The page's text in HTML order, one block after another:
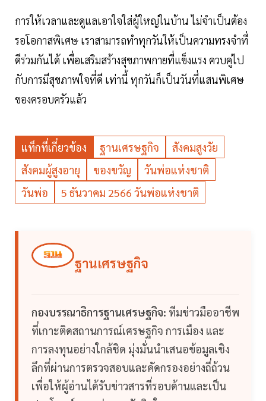
การให้เวลาและดูแลเอาใจใส่ผู้ใหญ่ในบ้าน ไม่จำเป็นต้อง
รอโอกาสพิเศษ เราสามารถทำทุกวันให้เป็นความทรงจำที่
ดีร่วมกันได้ เพื่อเสริมสร้างสุขภาพกายที่แข็งแรง ควบคู่ไป
กับการมีสุขภาพใจที่ดี เท่านี้ ทุกวันก็เป็นวันที่แสนพิเศษ
ของครอบครัวแล้ว
แท็กที่เกี่ยวข้อง ฐานเศรษฐกิจ
สังคมสูงวัย
สังคมผู้สูงอายุ
ของขวัญ
วันพ่อแห่งชาติ
วันพ่อ
5 ธันวาคม 2566 วันพ่อแห่งชาติ
ฐานเศรษฐกิจ
กองบรรณาธิการฐานเศรษฐกิจ: ทีมข่าวมืออาชีพ
ที่เกาะติดสถานการณ์เศรษฐกิจ การเมือง และ
การลงทุนอย่างใกล้ชิด มุ่งมั่นนำเสนอข้อมูลเชิง
ลึกที่ผ่านการตรวจสอบและคัดกรองอย่างถี่ถ้วน
เพื่อให้ผู้อ่านได้รับข่าวสารที่รอบด้านและเป็น